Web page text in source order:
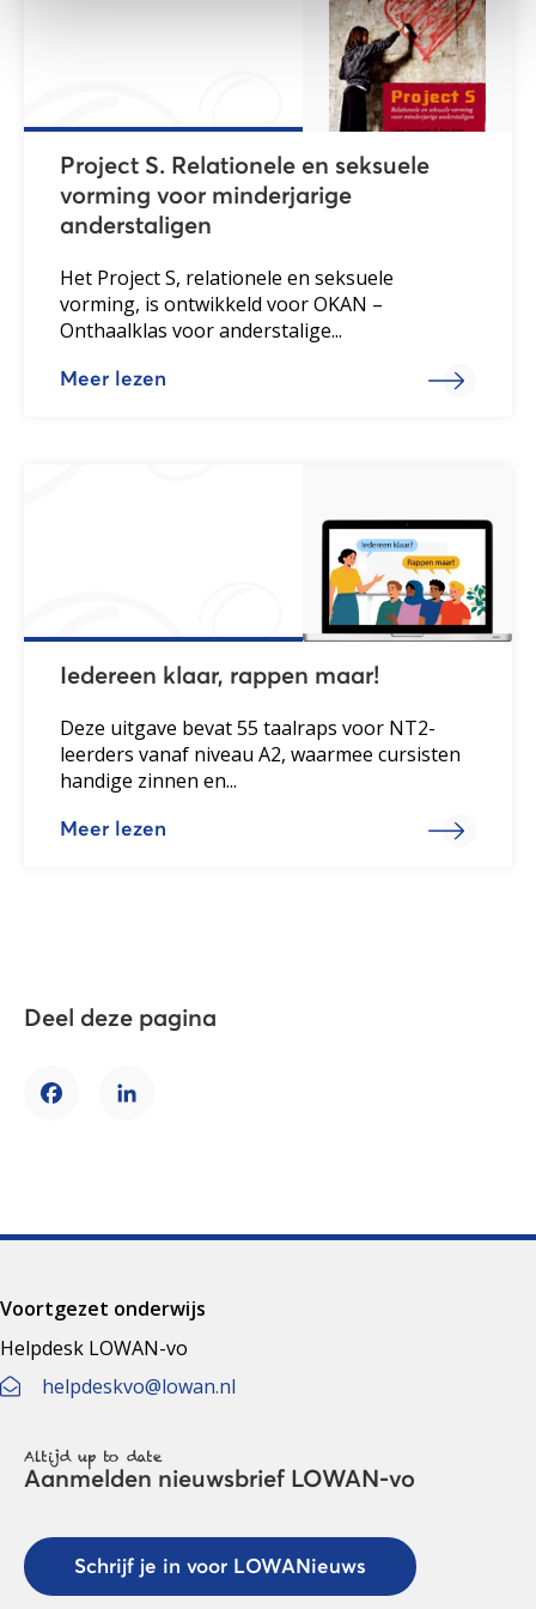
Project S. Relationele en seksuele
vorming voor minderjarige
anderstaligen
Het Project S, relationele en seksuele
vorming, is ontwikkeld voor OKAN –
Onthaalklas voor anderstalige...
Meer lezen
Iedereen klaar, rappen maar!
Deze uitgave bevat 55 taalraps voor NT2-
leerders vanaf niveau A2, waarmee cursisten
handige zinnen en...
Meer lezen
Deel deze pagina
FacebookLinkedIn
Voortgezet onderwijs
Helpdesk LOWAN-vo
helpdeskvo@lowan.nl
Altijd up to date
Aanmelden nieuwsbrief LOWAN-vo
Schrijf je in voor LOWANieuws